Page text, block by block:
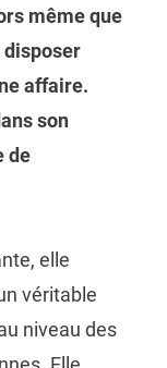
même que
disposer
affaire.
son
de
elle
véritable
niveau des